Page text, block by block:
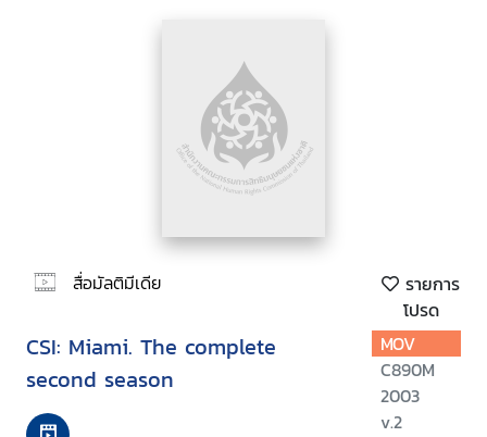
สื่อมัลติมีเดีย
รายการ
โปรด
CSI: Miami. The complete
second season
MOV
C890M
2003
v.2